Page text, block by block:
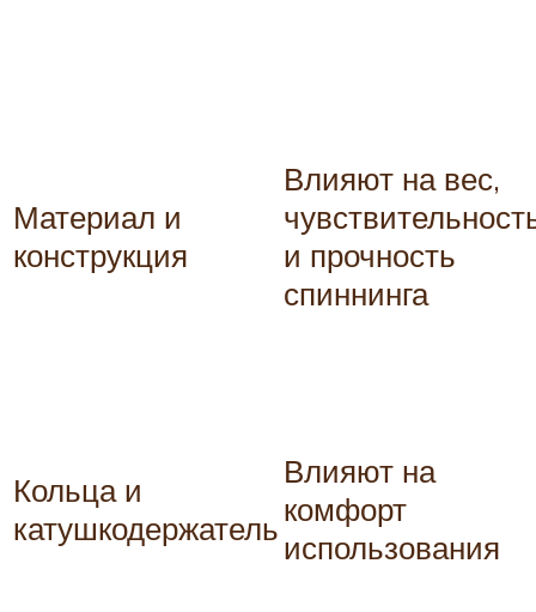
Материал и
конструкция
Влияют на вес,
и прочность
спиннинга
Кольца и
катушкодержатель
Влияют на
комфорт
использования